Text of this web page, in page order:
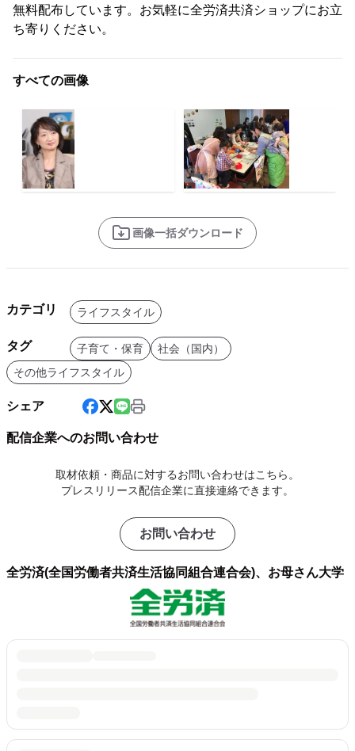
無料配布しています。お気軽に全労済共済ショップにお立
ち寄りください。
すべての画像
画像一括ダウンロード
カテゴリ ライフスタイル
タグ 子育て・保育
社会（国内）
その他ライフスタイル
シェア
配信企業へのお問い合わせ
取材依頼・商品に対するお問い合わせはこちら。
プレスリリース配信企業に直接連絡できます。
お問い合わせ
全労済(全国労働者共済生活協同組合連合会)、お母さん大学